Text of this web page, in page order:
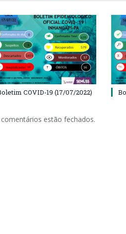
COVID-19 (17/07/2022)
comentários estão fechados.